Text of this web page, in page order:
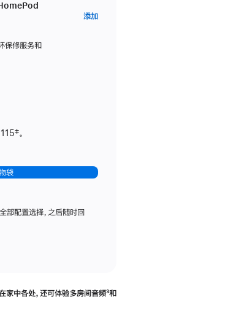
保修服务和
添加AppleCare+
。
袋
部配置选择，之后随时回
家中各处，还可体验多‍房‍间音频脚
³和